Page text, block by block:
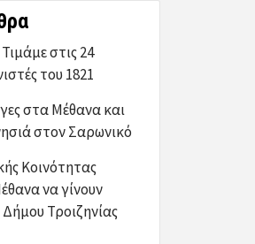
στις 24
του 1821
στα Μέθανα και
στον Σαρωνικό
Κοινότητας
να γίνουν
Τροιζηνίας